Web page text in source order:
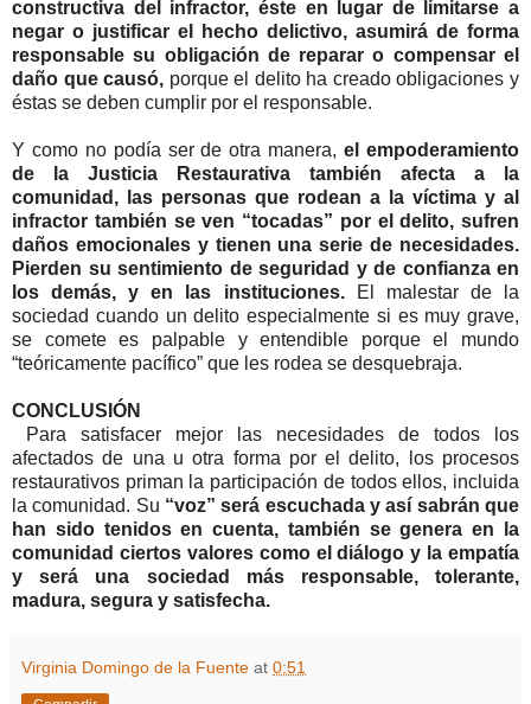
constructiva del infractor, éste en lugar de limitarse a
negar o justificar el hecho delictivo, asumirá de forma
responsable su obligación de reparar o compensar el
daño que causó, porque el delito ha creado obligaciones y
éstas se deben cumplir por el responsable.
Y como no podía ser de otra manera,el empoderamiento
de la Justicia Restaurativa también afecta a la
comunidad, las personas que rodean a la víctima y al
infractor también se ven “tocadas” por el delito, sufren
daños emocionales y tienen una serie de necesidades.
Pierden su sentimiento de seguridad y de confianza en
los demás, y en las instituciones.El malestar de la
sociedad cuando un delito especialmente si es muy grave,
se comete es palpable y entendible porque el mundo
“teóricamente pacífico” que les rodea se desquebraja.
CONCLUSIÓN
Para satisfacer mejor las necesidades de todos los
afectados de una u otra forma por el delito, los procesos
restaurativos priman la participación de todos ellos, incluida
la comunidad. Su “voz” será escuchada y así sabrán que
han sido tenidos en cuenta, también se genera en la
comunidad ciertos valores como el diálogo y la empatía
y será una sociedad más responsable, tolerante,
madura, segura y satisfecha.
Virginia Domingo de la Fuente at 0:51